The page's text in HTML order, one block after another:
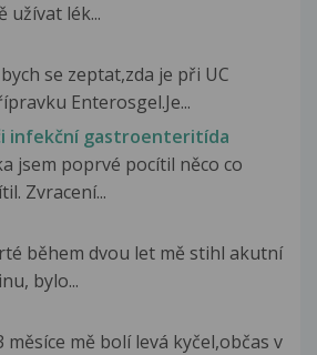
užívat lék...
se zeptat,zda je při UC
Enterosgel.Je...
infekční gastroenteritída
jsem poprvé pocítil něco co
Zvracení...
během dvou let mě stihl akutní
bylo...
měsíce mě bolí levá kyčel,občas v